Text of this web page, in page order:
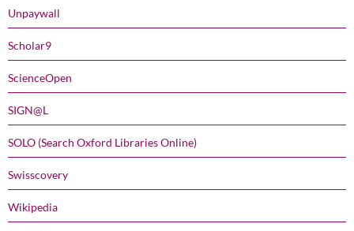
Unpaywall
Scholar9
ScienceOpen
SIGN@L
SOLO (Search Oxford Libraries Online)
Swisscovery
Wikipedia